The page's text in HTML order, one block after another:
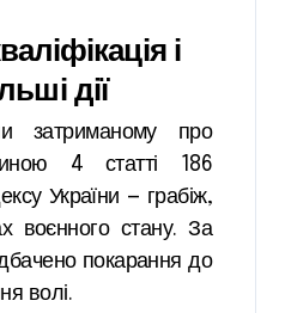
і
дії
затриманому про
4 статті 186
України — грабіж,
воєнного стану. За
покарання до
волі.